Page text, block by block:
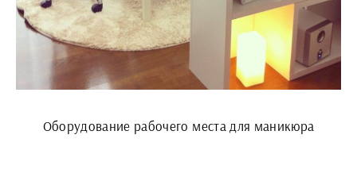
Оборудование рабочего места для маникюра